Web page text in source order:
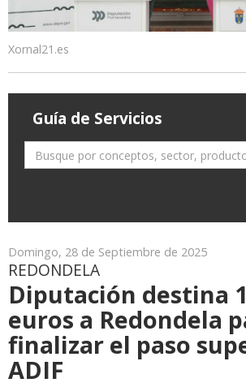
Xornal21.es
Guía de Servicios
Domingo, 28 de Septiembre de 2025
REDONDELA
Diputación destina
euros a Redondela
finalizar el paso
ADIF